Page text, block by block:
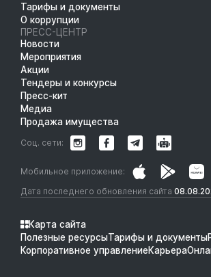
Тарифы и документы
О коррупции
ПРЕСС-ЦЕНТР
Новости
Мероприятия
Акции
Тендеры и конкурсы
Пресс-кит
Медиа
Продажа имущества
Дата последнего обновления сайта
Мобильное приложение:
Соц. сети:
Карта сайта
Полезные ресурсыТарифы и документы
Корпоративное управлениеКарьера